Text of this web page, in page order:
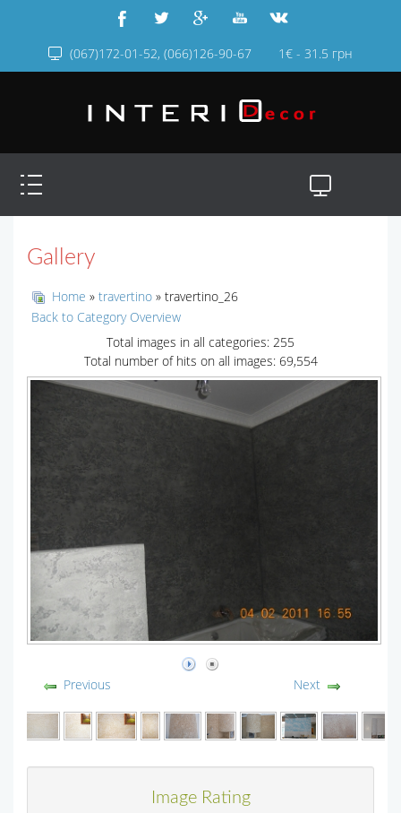
(067)172-01-52, (066)126-90-67 1€ - 31.5 грн
Gallery
Home » travertino » travertino_26
Back to Category Overview
Total images in all categories: 255
Total number of hits on all images: 69,554
Previous Next
Image Rating